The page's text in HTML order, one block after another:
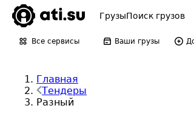
ГрузыПоиск грузов
Все сервисы Ваши грузы
Главная
Тендеры
Разный